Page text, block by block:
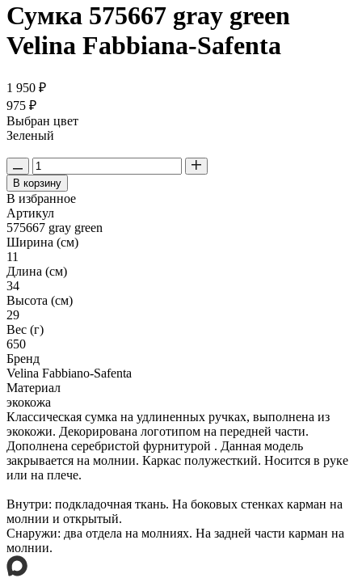
Сумка 575667 gray green
Velina Fabbiana-Safenta
1 950 ₽
975 ₽
Выбран цвет
Зеленый
В корзину
В избранное
Артикул
575667 gray green
Ширина (см)
11
Длина (см)
34
Высота (см)
29
Вес (г)
650
Бренд
Velina Fabbiano-Safenta
Материал
экокожа
Классическая сумка на удлиненных ручках, выполнена из
экокожи. Декорирована логотипом на передней части.
Дополнена серебристой фурнитурой . Данная модель
закрывается на молнии. Каркас полужесткий. Носится в руке
или на плече.
Внутри: подкладочная ткань. На боковых стенках карман на
молнии и открытый.
Снаружи: два отдела на молниях. На задней части карман на
молнии.